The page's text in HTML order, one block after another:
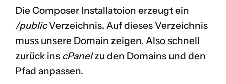
Die Composer Installatoion erzeugt ein
/publicVerzeichnis. Auf dieses Verzeichnis
muss unsere Domain zeigen. Also schnell
zurück ins cPanelzu den Domains und den
Pfad anpassen.